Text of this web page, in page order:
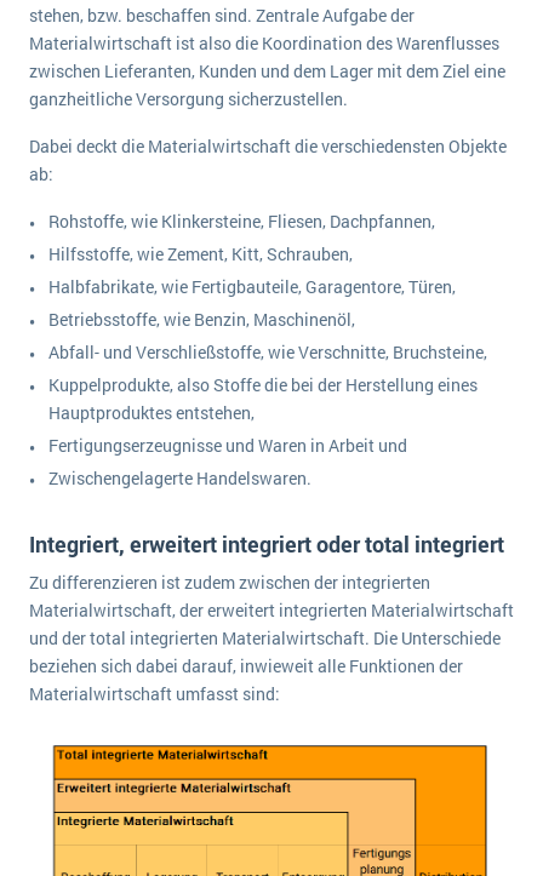
SAP investiert mit zwei strategischen Übernahmen in Enterprise-KI
ERP-Trends in der Produktion
stehen, bzw. beschaffen sind. Zentrale Aufgabe der
Materialwirtschaft ist also die Koordination des Warenflusses
zwischen Lieferanten, Kunden und dem Lager mit dem Ziel eine
ganzheitliche Versorgung sicherzustellen.
Dabei deckt die Materialwirtschaft die verschiedensten Objekte
ab:
Rohstoffe, wie Klinkersteine, Fliesen, Dachpfannen,
Hilfsstoffe, wie Zement, Kitt, Schrauben,
Halbfabrikate, wie Fertigbauteile, Garagentore, Türen,
Betriebsstoffe, wie Benzin, Maschinenöl,
Abfall- und Verschließstoffe, wie Verschnitte, Bruchsteine,
Kuppelprodukte, also Stoffe die bei der Herstellung eines
Hauptproduktes entstehen,
Fertigungserzeugnisse und Waren in Arbeit und
Zwischengelagerte Handelswaren.
Integriert, erweitert integriert oder total integriert
Zu differenzieren ist zudem zwischen der integrierten
Materialwirtschaft, der erweitert integrierten Materialwirtschaft
und der total integrierten Materialwirtschaft. Die Unterschiede
beziehen sich dabei darauf, inwieweit alle Funktionen der
Materialwirtschaft umfasst sind: